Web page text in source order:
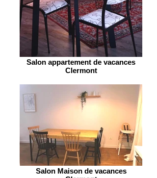
Salon appartement de vacances
Clermont
Salon Maison de vacances